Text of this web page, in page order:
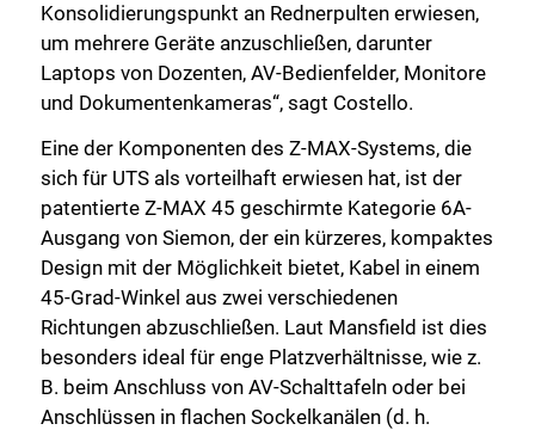
Konsolidierungspunkt an Rednerpulten erwiesen,
um mehrere Geräte anzuschließen, darunter
Laptops von Dozenten, AV-Bedienfelder, Monitore
und Dokumentenkameras“, sagt Costello.
Eine der Komponenten des Z-MAX-Systems, die
sich für UTS als vorteilhaft erwiesen hat, ist der
patentierte Z-MAX 45 geschirmte Kategorie 6A-
Ausgang von Siemon, der ein kürzeres, kompaktes
Design mit der Möglichkeit bietet, Kabel in einem
45-Grad-Winkel aus zwei verschiedenen
Richtungen abzuschließen. Laut Mansfield ist dies
besonders ideal für enge Platzverhältnisse, wie z.
B. beim Anschluss von AV-Schalttafeln oder bei
Anschlüssen in flachen Sockelkanälen (d. h.